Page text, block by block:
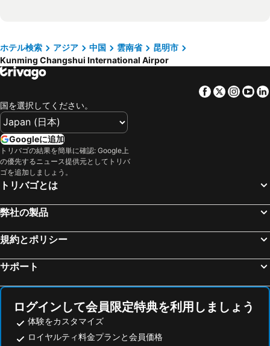
ホテル検索 アジア 中国 雲南省
昆明市
Kunming Changshui International Airpor
Facebook
Twitter
国を選択してください。
Googleに追加
トリバゴの結果を簡単に確認: Google上
の優先するニュース提供元としてトリバ
ゴを追加しましょう。
トリバゴとは
弊社の製品
規約とポリシー
サポート
ログインして会員限定特典を利用しましょう
体験をカスタマイズ
ロイヤルティ料金プランと会員価格